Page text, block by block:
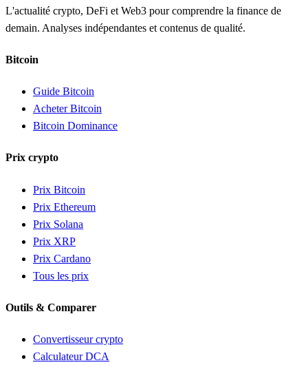
L'actualité crypto, DeFi et Web3 pour comprendre la finance de
demain. Analyses indépendantes et contenus de qualité.
Bitcoin
Guide Bitcoin
Acheter Bitcoin
Bitcoin Dominance
Prix crypto
Prix Bitcoin
Prix Ethereum
Prix Solana
Prix XRP
Prix Cardano
Tous les prix
Outils & Comparer
Convertisseur crypto
Calculateur DCA